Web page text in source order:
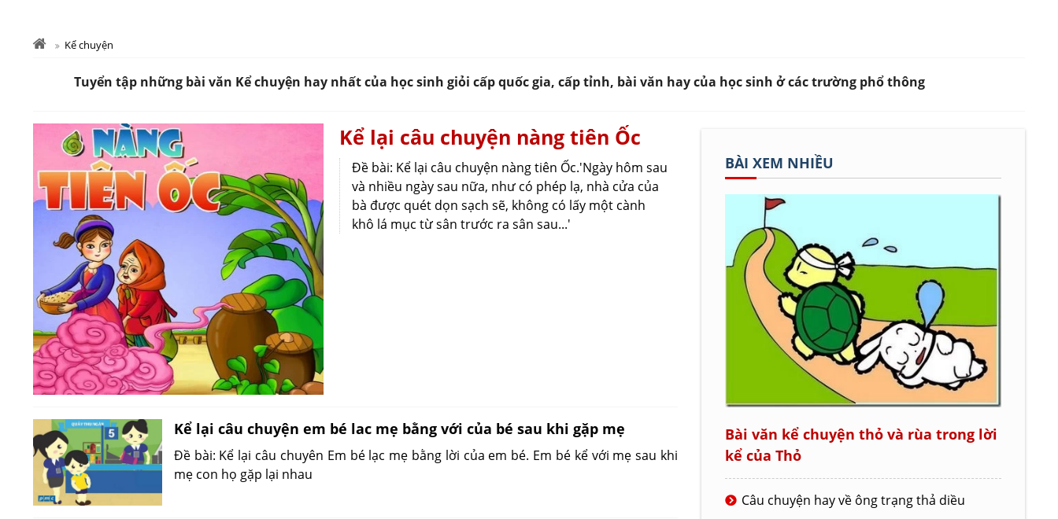
Kể chuyện
Tuyển tập những bài văn Kể chuyện hay nhất của học sinh giỏi cấp quốc gia, cấp tỉnh, bài văn hay của học sinh ở các trường phổ thông
Kể lại câu chuyện nàng tiên Ốc
Đề bài: Kể lại câu chuyện nàng tiên Ốc.'Ngày hôm sau
và nhiều ngày sau nữa, như có phép lạ, nhà cửa của
bà được quét dọn sạch sẽ, không có lấy một cành
khô lá mục từ sân trước ra sân sau...'
Kể lại câu chuyện em bé lac mẹ bằng với của bé sau khi gặp mẹ
Đề bài: Kể lại câu chuyên Em bé lạc mẹ bằng lời của em bé. Em bé kể với mẹ sau khi
mẹ con họ gặp lại nhau
BÀI XEM NHIỀU
Bài văn kể chuyện thỏ và rùa trong lời
kể của Thỏ
Câu chuyện hay về ông trạng thả diều